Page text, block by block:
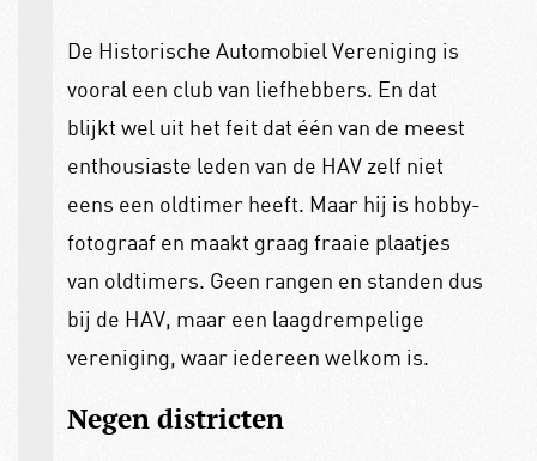
De Historische Automobiel Vereniging is
vooral een club van liefhebbers. En dat
blijkt wel uit het feit dat één van de meest
enthousiaste leden van de HAV zelf niet
eens een oldtimer heeft. Maar hij is hobby-
fotograaf en maakt graag fraaie plaatjes
van oldtimers. Geen rangen en standen dus
bij de HAV, maar een laagdrempelige
vereniging, waar iedereen welkom is.
Negen districten